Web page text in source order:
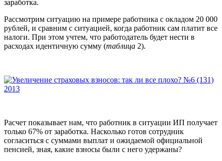
заработка.
Рассмотрим ситуацию на примере работника с окладом 20 000
рублей, и сравним с ситуацией, когда работник сам платит все
налоги. При этом учтем, что работодатель будет нести в
расходах идентичную сумму (таблица 2).
Расчет показывает нам, что работник в ситуации ИП получает
только 67% от заработка. Насколько готов сотрудник
согласиться с суммами выплат и ожидаемой официальной
пенсией, зная, какие взносы были с него удержаны?